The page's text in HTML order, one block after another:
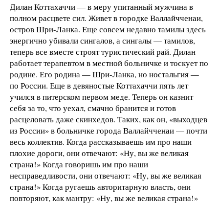
Дилан Коттахаччи — в меру упитанный мужчина в
полном расцвете сил. Живет в городке Валлайчченаи,
остров Шри-Ланка. Еще совсем недавно тамилы здесь
энергично убивали сингалов, а сингалы — тамилов,
теперь все вместе строят туристический рай. Дилан
работает терапевтом в местной больничке и тоскует по
родине. Его родина — Шри-Ланка, но ностальгия —
по России. Еще в девяностые Коттахаччи пять лет
учился в питерском первом меде. Теперь он казнит
себя за то, что уехал, смачно бранится и готов
расцеловать даже скинхедов. Таких, как он, «выходцев
из России» в больничке города Валлайчченаи — почти
весь коллектив. Когда рассказываешь им про наши
плохие дороги, они отвечают: «Ну, вы же великая
страна!» Когда говоришь им про наши
несправедливости, они отвечают: «Ну, вы же великая
страна!» Когда ругаешь авторитарную власть, они
повторяют, как мантру: «Ну, вы же великая страна!»